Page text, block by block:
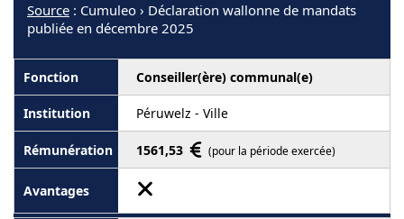
Source : Cumuleo › Déclaration wallonne de mandats
publiée en décembre 2025
Conseiller(ère) communal(e)
Péruwelz - Ville
1561,53 (pour la période exercée)